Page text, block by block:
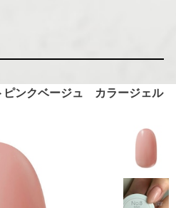
ンクベージュ カラージェル